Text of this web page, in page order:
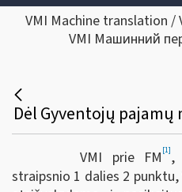
VMI Machine translation
VMI Машинний
VMI prie FM [1],
straipsnio 1 dalies 2